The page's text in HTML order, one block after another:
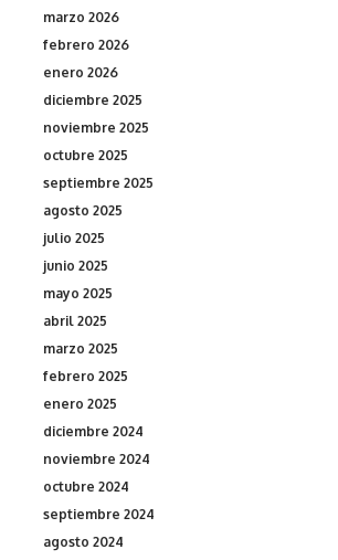
marzo 2026
febrero 2026
enero 2026
diciembre 2025
noviembre 2025
octubre 2025
septiembre 2025
agosto 2025
julio 2025
junio 2025
mayo 2025
abril 2025
marzo 2025
febrero 2025
enero 2025
diciembre 2024
noviembre 2024
octubre 2024
septiembre 2024
agosto 2024